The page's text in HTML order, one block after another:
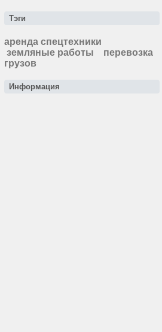
Тэги
аренда спецтехники
земляные работы
перевозка
грузов
Информация